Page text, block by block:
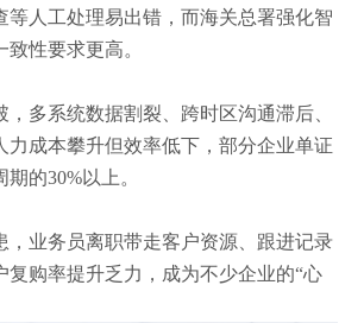
等人工处理易出错，而海关总署强化智
性要求更高。
，多系统数据割裂、跨时区沟通滞后、
力成本攀升但效率低下，部分企业单证
期的30%以上。
，业务员离职带走客户资源、跟进记录
复购率提升乏力，成为不少企业的“心